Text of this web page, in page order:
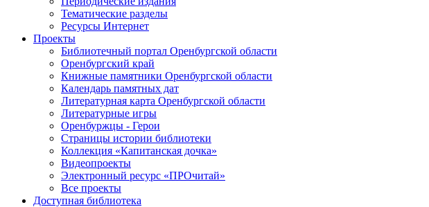
Тематические разделы
Ресурсы Интернет
Проекты
Библиотечный портал Оренбургской области
Оренбургский край
Книжные памятники Оренбургской области
Календарь памятных дат
Литературная карта Оренбургской области
Литературные игры
Оренбуржцы - Герои
Страницы истории библиотеки
Коллекция «Капитанская дочка»
Видеопроекты
Электронный ресурс «ПРОчитай»
Все проекты
Доступная библиотека